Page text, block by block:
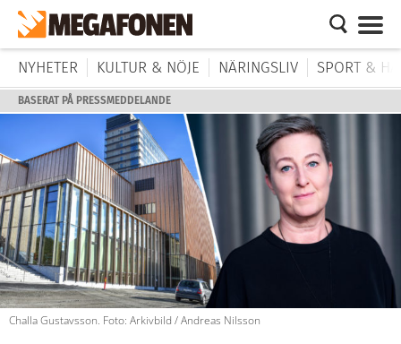
NYHETER KULTUR & NÖJE NÄRINGSLIV SPORT &
BASERAT PÅ PRESSMEDDELANDE
Challa Gustavsson. Foto: Arkivbild / Andreas Nilsson